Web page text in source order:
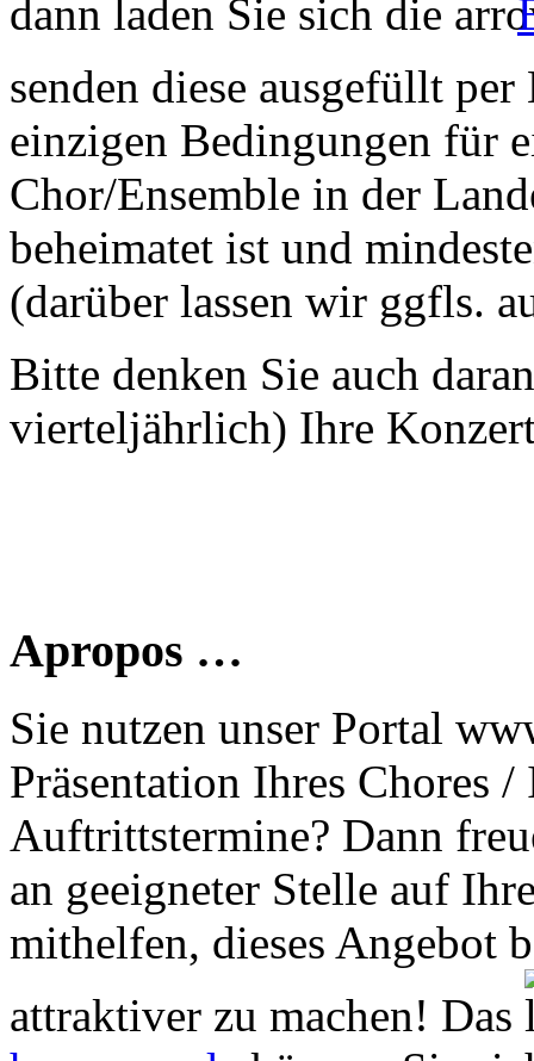
dann laden Sie sich die
senden diese ausgefüllt
einzigen Bedingungen für
Chor/Ensemble in der
beheimatet ist und
(darüber lassen wir ggfls.
Bitte denken Sie auch
vierteljährlich) Ihre
Apropos …
Sie nutzen unser Portal
Präsentation Ihres Chores
Auftrittstermine? Dann
an geeigneter Stelle auf
mithelfen, dieses Angebot
attraktiver zu machen! Das